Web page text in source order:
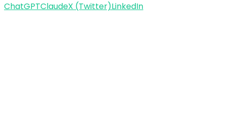
ChatGPTClaudeX (Twitter)LinkedIn